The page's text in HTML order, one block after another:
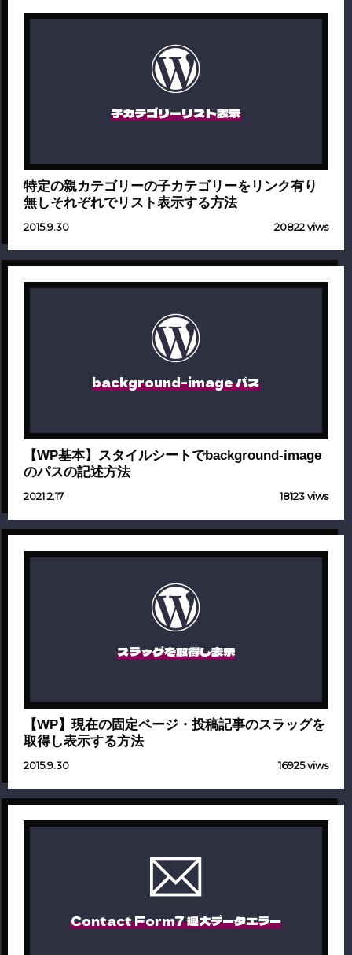
子カテゴリーリスト表示
特定の親カテゴリーの子カテゴリーをリンク有り
無しそれぞれでリスト表示する方法
2015.9.30 20822 viws
background-image パス
【WP基本】スタイルシートでbackground-image
のパスの記述方法
2021.2.17 18123 viws
スラッグを取得し表示
【WP】現在の固定ページ・投稿記事のスラッグを
取得し表示する方法
2015.9.30 16925 viws
Contact Form7 過大データエラー